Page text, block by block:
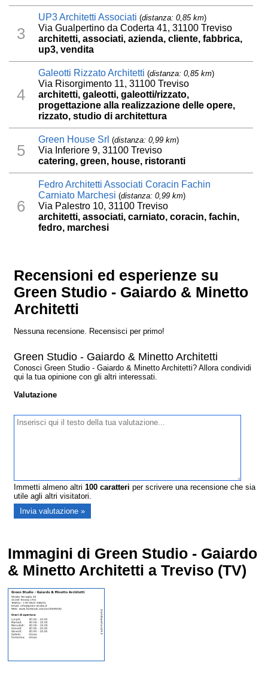
3
UP3 Architetti Associati (distanza: 0,85 km)
Via Gualpertino da Coderta 41, 31100 Treviso
architetti, associati, azienda, cliente, fabbrica,
up3, vendita
4
Galeotti Rizzato Architetti (distanza: 0,85 km)
Via Risorgimento 11, 31100 Treviso
architetti, galeotti, galeotti/rizzato,
progettazione alla realizzazione delle opere,
rizzato, studio di architettura
5
Green House Srl (distanza: 0,99 km)
Via Inferiore 9, 31100 Treviso
catering, green, house, ristoranti
6
Fedro Architetti Associati Coracin Fachin
Carniato Marchesi (distanza: 0,99 km)
Via Palestro 10, 31100 Treviso
architetti, associati, carniato, coracin, fachin,
fedro, marchesi
Recensioni ed esperienze su
Green Studio - Gaiardo & Minetto
Architetti
Nessuna recensione. Recensisci per primo!
Green Studio - Gaiardo & Minetto Architetti
Conosci Green Studio - Gaiardo & Minetto Architetti? Allora condividi
qui la tua opinione con gli altri interessati.
Valutazione
Immetti almeno altri100 caratteri per scrivere una recensione che sia
utile agli altri visitatori.
Immagini di Green Studio - Gaiardo
& Minetto Architetti a Treviso (TV)